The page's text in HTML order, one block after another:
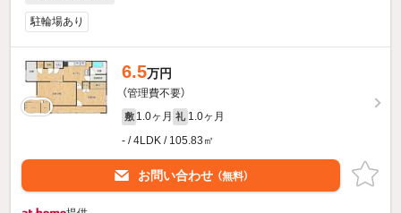
駐輪場あり
6.5万円
（管理費不要）
敷 1.0ヶ月 礼 1.0ヶ月
- / 4LDK / 105.83㎡
お問い合わせ （無料）